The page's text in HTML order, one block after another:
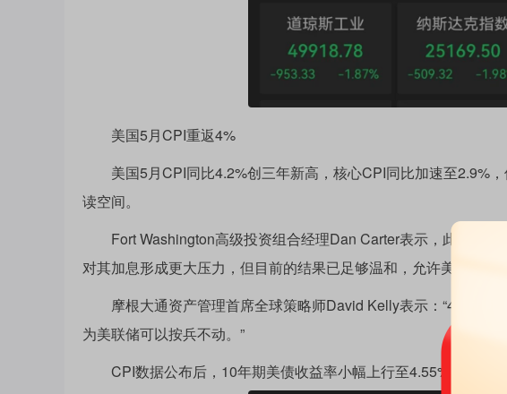
美国5月CPI重返4%
美国5月CPI同比4.2%创三年新高，核心CPI同比加速至2.9%
读空间。
Fort Washington高级投资组合经理Dan Carter表示，此次数据
对其加息形成更大压力，但目前的结果已足够温和，允许美联储继
摩根大通资产管理首席全球策略师David Kelly表示：“4%的水
为美联储可以按兵不动。”
CPI数据公布后，10年期美债收益率小幅上行至4.55%，长端